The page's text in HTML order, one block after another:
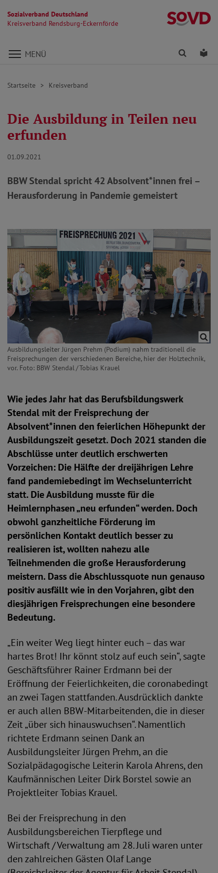
Sozialverband Deutschland
Kreisverband Rendsburg-Eckernförde
Direkt zu den Inhalten springen
MENÜ Finden
Startseite Kreisverband
Die Ausbildung in Teilen neu
erfunden
01.09.2021
BBW Stendal spricht 42 Absolvent*innen frei –
Herausforderung in Pandemie gemeistert
Ausbildungsleiter Jürgen Prehm (Podium) nahm traditionell die
Freisprechungen der verschiedenen Bereiche, hier der Holztechnik,
vor. Foto: BBW Stendal / Tobias Krauel
Wie jedes Jahr hat das Berufsbildungswerk
Stendal mit der Freisprechung der
Absolvent*innen den feierlichen Höhepunkt der
Ausbildungszeit gesetzt. Doch 2021 standen die
Abschlüsse unter deutlich erschwerten
Vorzeichen: Die Hälfte der dreijährigen Lehre
fand pandemiebedingt im Wechselunterricht
statt. Die Ausbildung musste für die
Heimlernphasen „neu erfunden“ werden. Doch
obwohl ganzheitliche Förderung im
persönlichen Kontakt deutlich besser zu
realisieren ist, wollten nahezu alle
Teilnehmenden die große Herausforderung
meistern. Dass die Abschlussquote nun genauso
positiv ausfällt wie in den Vorjahren, gibt den
diesjährigen Freisprechungen eine besondere
Bedeutung.
„Ein weiter Weg liegt hinter euch – das war
hartes Brot! Ihr könnt stolz auf euch sein“, sagte
Geschäftsführer Rainer Erdmann bei der
Eröffnung der Feierlichkeiten, die coronabedingt
an zwei Tagen stattfanden. Ausdrücklich dankte
er auch allen BBW-Mitarbeitenden, die in dieser
Zeit „über sich hinauswuchsen“. Namentlich
richtete Erdmann seinen Dank an
Ausbildungsleiter Jürgen Prehm, an die
Sozialpädagogische Leiterin Karola Ahrens, den
Kaufmännischen Leiter Dirk Borstel sowie an
Projektleiter Tobias Krauel.
Bei der Freisprechung in den
Ausbildungsbereichen Tierpflege und
Wirtschaft / Verwaltung am 28. Juli waren unter
den zahlreichen Gästen Olaf Lange